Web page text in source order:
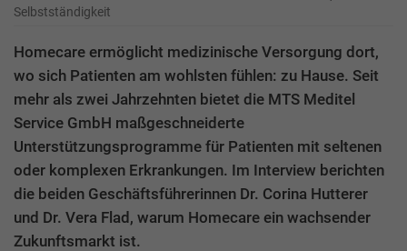
Selbstständigkeit
Homecare ermöglicht medizinische Versorgung dort,
wo sich Patienten am wohlsten fühlen: zu Hause. Seit
mehr als zwei Jahrzehnten bietet die MTS Meditel
Service GmbH maßgeschneiderte
Unterstützungsprogramme für Patienten mit seltenen
oder komplexen Erkrankungen. Im Interview berichten
die beiden Geschäftsführerinnen Dr. Corina Hutterer
und Dr. Vera Flad, warum Homecare ein wachsender
Zukunftsmarkt ist.